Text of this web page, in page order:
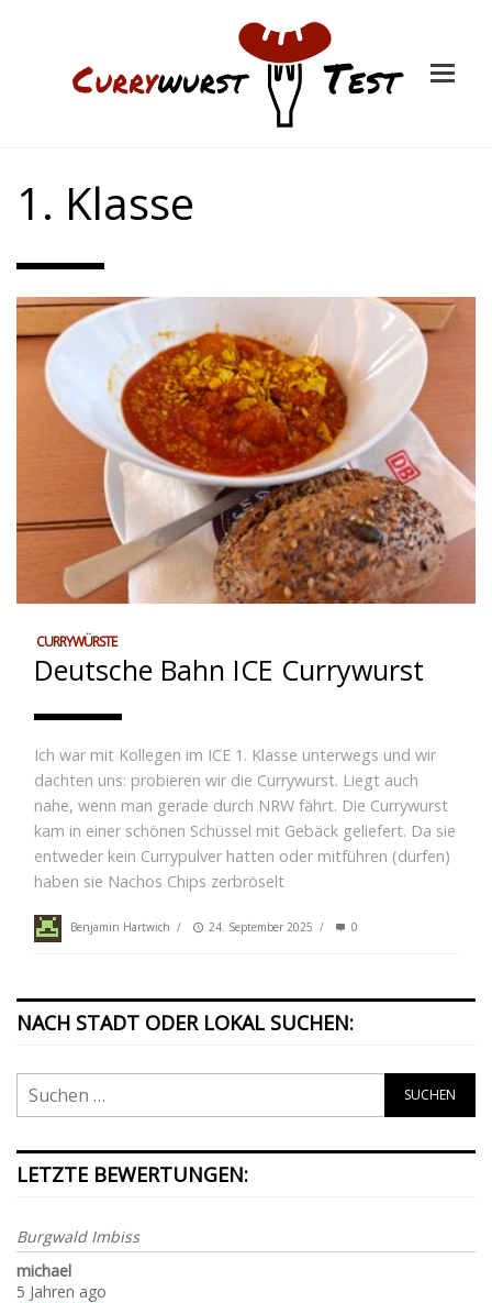
1. Klasse
CURRYWÜRSTE
Deutsche Bahn ICE Currywurst
Ich war mit Kollegen im ICE 1. Klasse unterwegs und wir
dachten uns: probieren wir die Currywurst. Liegt auch
nahe, wenn man gerade durch NRW fährt. Die Currywurst
kam in einer schönen Schüssel mit Gebäck geliefert. Da sie
entweder kein Currypulver hatten oder mitführen (dürfen)
haben sie Nachos Chips zerbröselt
Benjamin Hartwich / 24. September 2025 / 0
NACH STADT ODER LOKAL SUCHEN:
LETZTE BEWERTUNGEN:
Burgwald Imbiss
michael
5 Jahren ago